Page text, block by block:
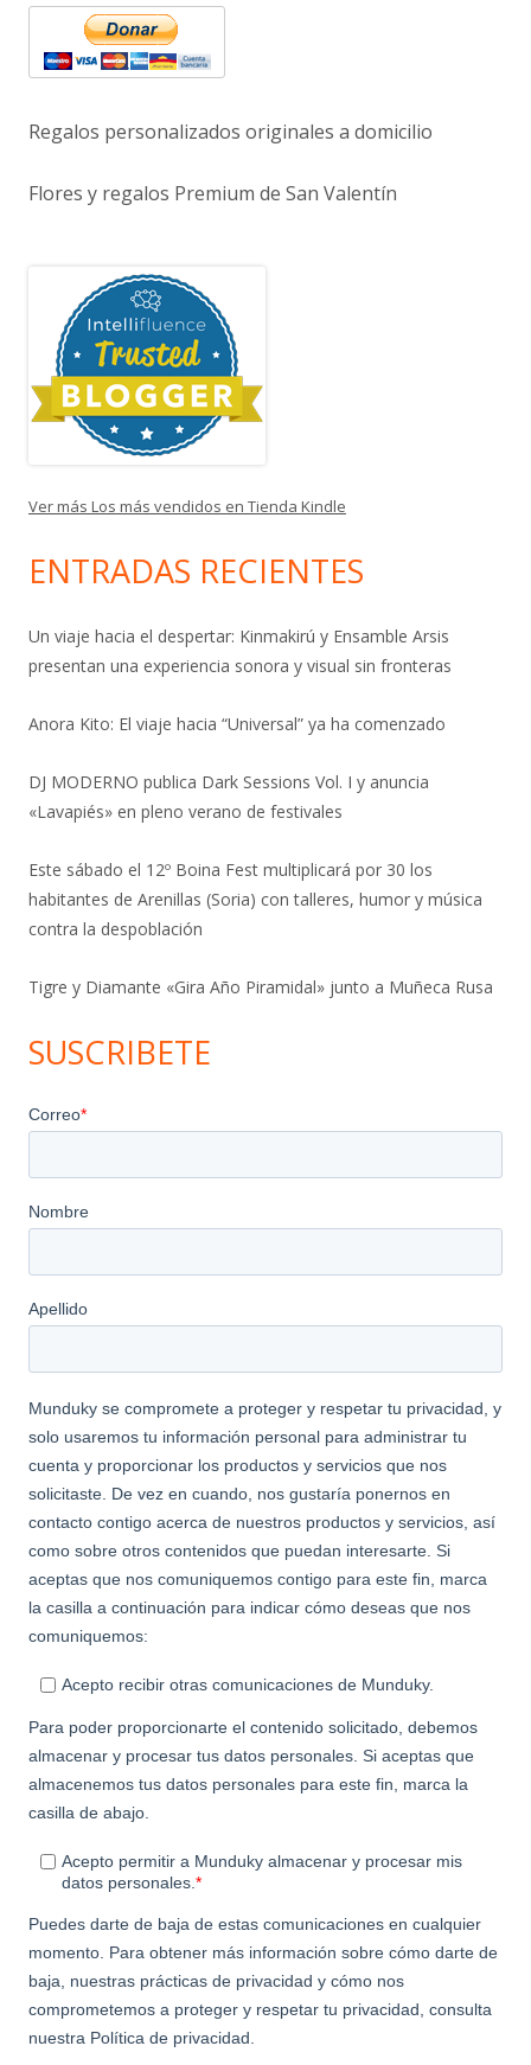
Regalos personalizados originales a domicilio
Flores y regalos Premium de San Valentín
Ver más Los más vendidos en Tienda Kindle
ENTRADAS RECIENTES
Un viaje hacia el despertar: Kinmakirú y Ensamble Arsis
presentan una experiencia sonora y visual sin fronteras
Anora Kito: El viaje hacia “Universal” ya ha comenzado
DJ MODERNO publica Dark Sessions Vol. I y anuncia
«Lavapiés» en pleno verano de festivales
Este sábado el 12º Boina Fest multiplicará por 30 los
habitantes de Arenillas (Soria) con talleres, humor y música
contra la despoblación
Tigre y Diamante «Gira Año Piramidal» junto a Muñeca Rusa
SUSCRIBETE